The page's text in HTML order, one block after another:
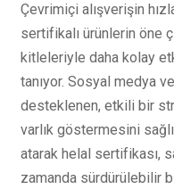
Çevrimiçi alışverişin
sertifikalı ürünlerin öne
kitleleriyle daha kolay
tanıyor. Sosyal medya
desteklenen, etkili bir
varlık göstermesini
atarak helal sertifikası,
zamanda sürdürülebilir